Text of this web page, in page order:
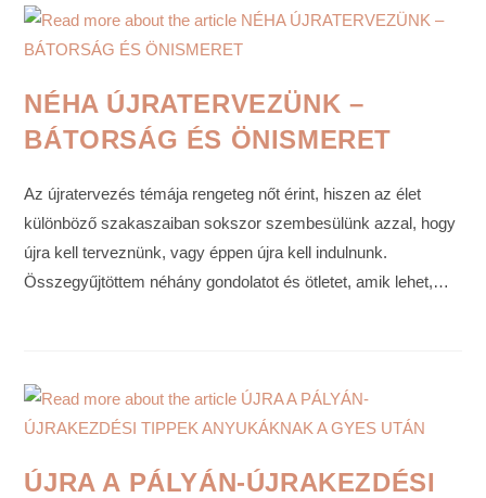
NÉHA ÚJRATERVEZÜNK –
BÁTORSÁG ÉS ÖNISMERET
Az újratervezés témája rengeteg nőt érint, hiszen az élet
különböző szakaszaiban sokszor szembesülünk azzal, hogy
újra kell terveznünk, vagy éppen újra kell indulnunk.
Összegyűjtöttem néhány gondolatot és ötletet, amik lehet,…
ÚJRA A PÁLYÁN-ÚJRAKEZDÉSI